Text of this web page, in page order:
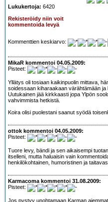
Lukukertoja: 6420
Rekisteröidy niin voit
kommentoida levyä
Kommenttien keskiarvo:
MikaR kommentoi 04.05.2009:
Pisteet:
Yllätys oli tosiaan kaikinpuolin mittava,
soidessaan kiharaakaan värähtämään ja
Uutukainen jää kirkkaasti jopa Ylpön
vahvimmista hetkistä.
Koira olisi puolestani saanut syödä
ottok kommentoi 04.05.2009:
Pisteet:
Tuore levy, bändi ja sen aikaisempi
itselleni, mutta haluaisin vain
henkilökohtainen, humoristinen ja
Karmacoma kommentoi 31.08.2009:
Pisteet:
Jos pystyy unohtamaan Karman